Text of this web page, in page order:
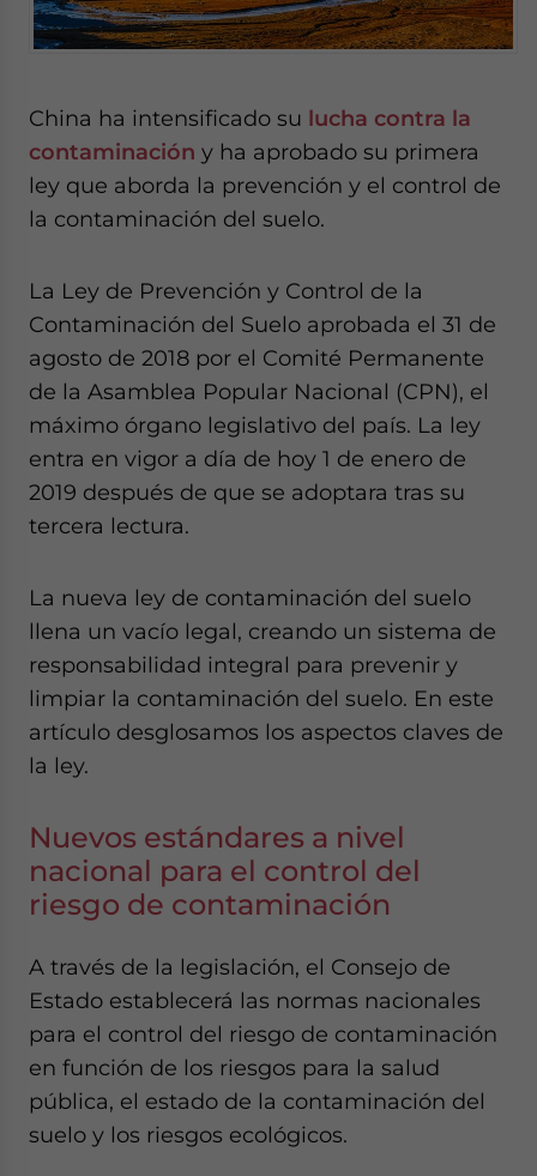
China ha intensificado su lucha contra la
contaminación y ha aprobado su primera
ley que aborda la prevención y el control de
la contaminación del suelo.
La Ley de Prevención y Control de la
Contaminación del Suelo aprobada el 31 de
agosto de 2018 por el Comité Permanente
de la Asamblea Popular Nacional (CPN), el
máximo órgano legislativo del país. La ley
entra en vigor a día de hoy 1 de enero de
2019 después de que se adoptara tras su
tercera lectura.
La nueva ley de contaminación del suelo
llena un vacío legal, creando un sistema de
responsabilidad integral para prevenir y
limpiar la contaminación del suelo. En este
artículo desglosamos los aspectos claves de
la ley.
Nuevos estándares a nivel
nacional para el control del
riesgo de contaminación
A través de la legislación, el Consejo de
Estado establecerá las normas nacionales
para el control del riesgo de contaminación
en función de los riesgos para la salud
pública, el estado de la contaminación del
suelo y los riesgos ecológicos.
for Asia!
- case sensitive